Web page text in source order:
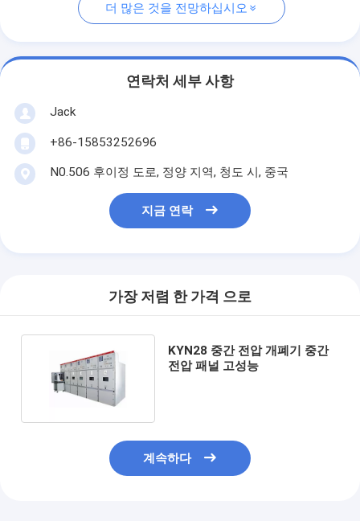
더 많은 것을 전망하십시오
연락처 세부 사항
Jack
+86-15853252696
N0.506 후이정 도로, 정양 지역, 청도 시, 중국
지금 연락
가장 저렴 한 가격 으로
KYN28 중간 전압 개폐기 중간
전압 패널 고성능
계속하다